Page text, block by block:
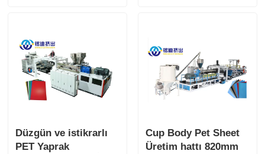
Düzgün ve istikrarlı
PET Yaprak
Cup Body Pet Sheet
Üretim hattı 820mm